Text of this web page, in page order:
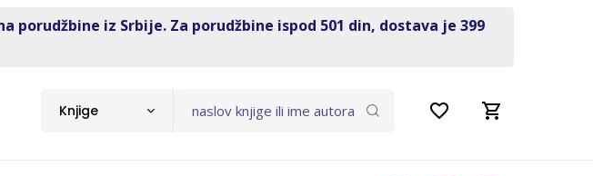
porudžbine iz Srbije. Za porudžbine ispod 501 din, dostava je 399
Knjige